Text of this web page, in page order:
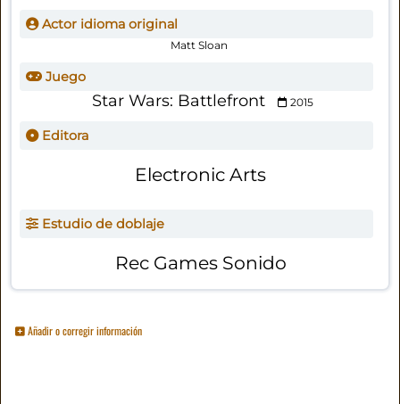
Actor idioma original
Matt Sloan
Juego
Star Wars: Battlefront 2015
Editora
Electronic Arts
Estudio de doblaje
Rec Games Sonido
Añadir o corregir información